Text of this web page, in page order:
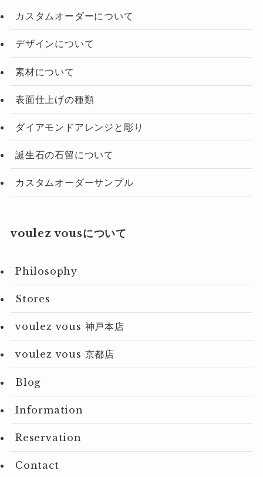
カスタムオーダーについて
デザインについて
素材について
表面仕上げの種類
ダイアモンドアレンジと彫り
誕生石の石留について
カスタムオーダーサンプル
voulez vousについて
Philosophy
Stores
voulez vous 神戸本店
voulez vous 京都店
Blog
Information
Reservation
Contact